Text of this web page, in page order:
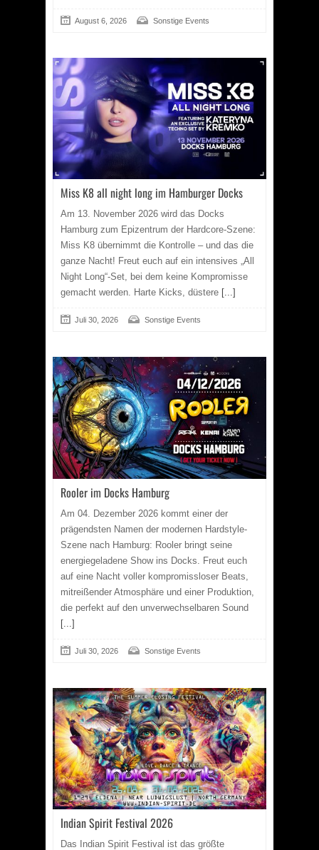
August 6, 2026 Sonstige Events
Miss K8 all night long im Hamburger Docks
Am 13. November 2026 wird das Docks
Hamburg zum Epizentrum der Hardcore-Szene:
Miss K8 übernimmt die Kontrolle – und das die
ganze Nacht! Freut euch auf ein intensives „All
Night Long“-Set, bei dem keine Kompromisse
gemacht werden. Harte Kicks, düstere [...]
Juli 30, 2026 Sonstige Events
Rooler im Docks Hamburg
Am 04. Dezember 2026 kommt einer der
prägendsten Namen der modernen Hardstyle-
Szene nach Hamburg: Rooler bringt seine
energiegeladene Show ins Docks. Freut euch
auf eine Nacht voller kompromissloser Beats,
mitreißender Atmosphäre und einer Produktion,
die perfekt auf den unverwechselbaren Sound
[...]
Juli 30, 2026 Sonstige Events
Indian Spirit Festival 2026
Das Indian Spirit Festival ist das größte